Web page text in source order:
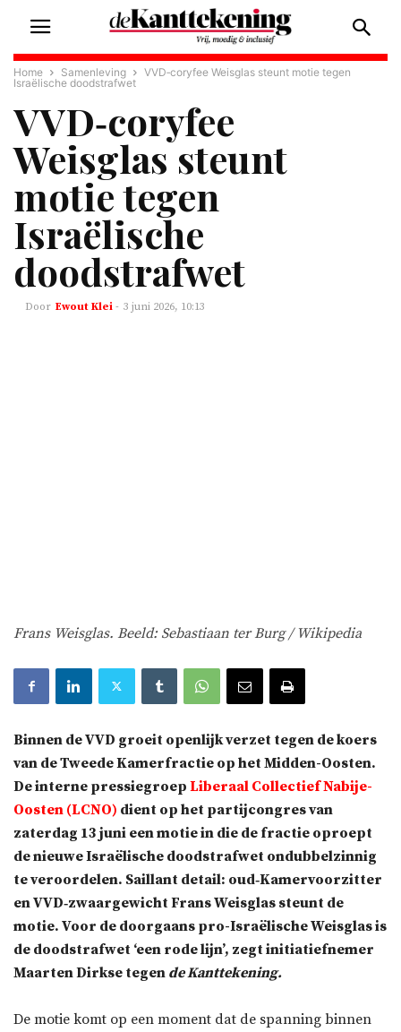
Home Samenleving
VVD‑coryfee Weisglas steunt motie tegen
Israëlische doodstrafwet
VVD‑coryfee
Weisglas steunt
motie tegen
Israëlische
doodstrafwet
Ewout Klei - 3 juni 2026, 10:13
Frans Weisglas. Beeld: Sebastiaan ter Burg / Wikipedia
Binnen de VVD groeit openlijk verzet tegen de koers
van de Tweede Kamerfractie op het Midden-Oosten.
De interne pressiegroep Liberaal Collectief Nabije-
Oosten (LCNO) dient op het partijcongres van
zaterdag 13 juni een motie in die de fractie oproept
de nieuwe Israëlische doodstrafwet ondubbelzinnig
te veroordelen. Saillant detail: oud‑Kamervoorzitter
en VVD‑zwaargewicht Frans Weisglas steunt de
motie. Voor de doorgaans pro-Israëlische Weisglas is
de doodstrafwet ‘een rode lijn’, zegt initiatiefnemer
Maarten Dirkse tegen de Kanttekening.
De motie komt op een moment dat de spanning binnen